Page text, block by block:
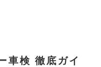
車検 徹底ガイ